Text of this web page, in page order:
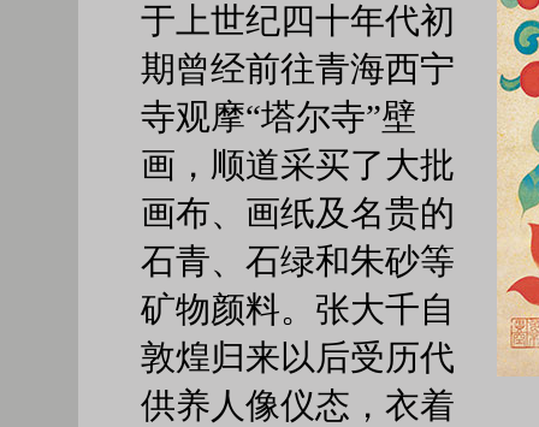
于上世纪四十年代初
期曾经前往青海西宁
寺观摩“塔尔寺”壁
画，顺道采买了大批
画布、画纸及名贵的
石青、石绿和朱砂等
矿物颜料。张大千自
敦煌归来以后受历代
供养人像仪态，衣着